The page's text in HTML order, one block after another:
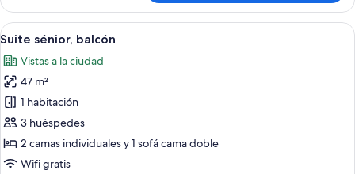
junior,
balcón
Abrir
todas
las
fotos
de
Suite
sénior,
balcón
Un balcón con vistas al mar y
5
Suite sénior, balcón
Vistas a la ciudad
47 m²
1 habitación
3 huéspedes
2 camas individuales y 1 sofá cama doble
Wifi gratis